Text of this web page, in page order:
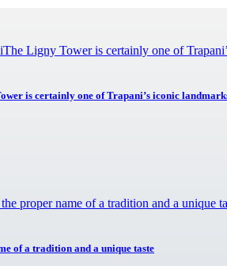
is certainly one of Trapani’s iconic
of a tradition and a unique taste